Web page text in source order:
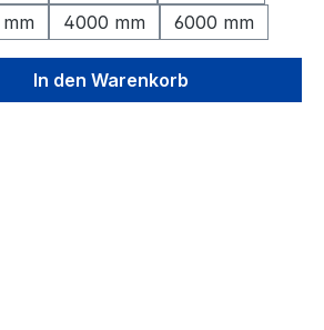
4000 mm 6000 mm
gewünschten Wert
In den Warenkorb